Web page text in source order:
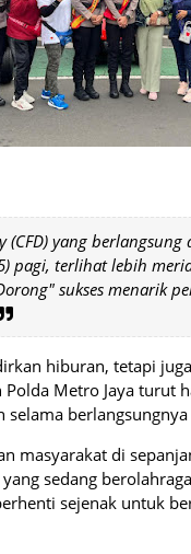
(CFD) yang
pagi, terlihat lebih
sukses menarik
hiburan, tetapi
Metro Jaya turut
berlangsungnya
masyarakat di
sedang
sejenak untuk